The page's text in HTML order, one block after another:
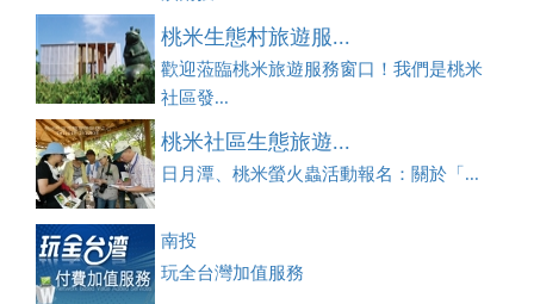
桃米生態村旅遊服...
歡迎蒞臨桃米旅遊服務窗口！我們是桃米
社區發...
桃米社區生態旅遊...
日月潭、桃米螢火蟲活動報名：關於「...
南投
玩全台灣加值服務